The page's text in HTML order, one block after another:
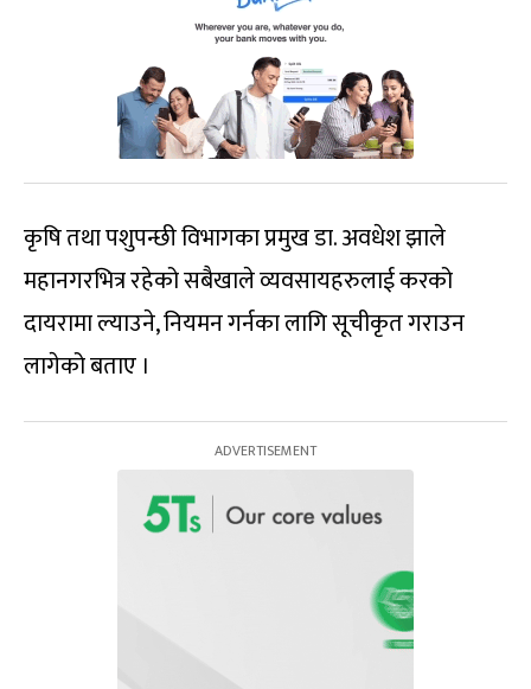
कृषि तथा पशुपन्छी विभागका प्रमुख डा. अवधेश झाले
महानगरभित्र रहेको सबैखाले व्यवसायहरुलाई करको
दायरामा ल्याउने, नियमन गर्नका लागि सूचीकृत गराउन
लागेको बताए ।